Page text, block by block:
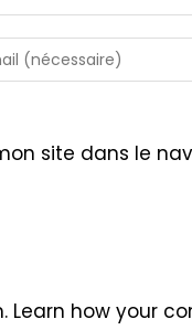
site dans le
Learn how your